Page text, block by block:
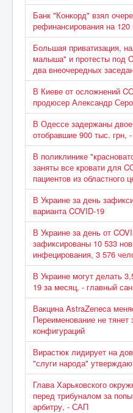
Банк "Конкорд" взял
рефинансирования на
Большая приватизация,
малыша" и протесты под
два внеочередных
В Киеве от осложнений
продюсер Александр
В Одессе задержаны двое
отобравшие 900 тыс. грн,
В поликлинике
заняты все кровати для
пациентов из областного
В Украине за день
варианта COVID-19
В Украине за день от
зафиксированы 10 533
инфецирования, 3 576
В Украине могут делать
19 за месяц, - главный
Вакцина AstraZeneca
Переименование не тянет
конфигураций
Вирастюк лидирует на
"слуги народа"
Глава Харьковского
перед трибуналом за
арбитру, - САП